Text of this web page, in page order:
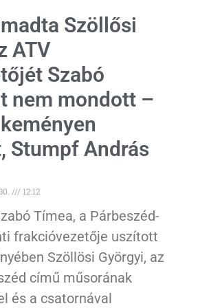
Szöllősi
ATV
Szabó
nem mondott –
Stumpf András
12:12
Tímea, a Párbeszéd-
frakcióvezetője uszított
Szöllösi Györgyi, az
című műsorának
és a csatornával